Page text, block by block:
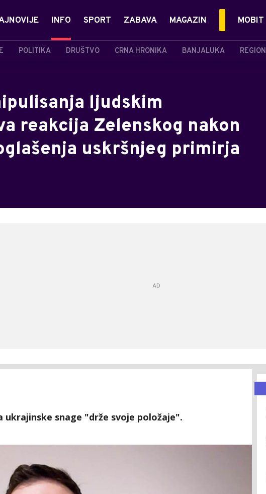
INFO
POLITIKA DRUŠTVO CRNA HRONIKA BANJALUKA REGION
SPORT ZABAVA MAGAZIN MOBIT
ljudskim
reakcija Zelenskog nakon
uskršnjeg primirja
ukrajinske snage "drže svoje položaje".